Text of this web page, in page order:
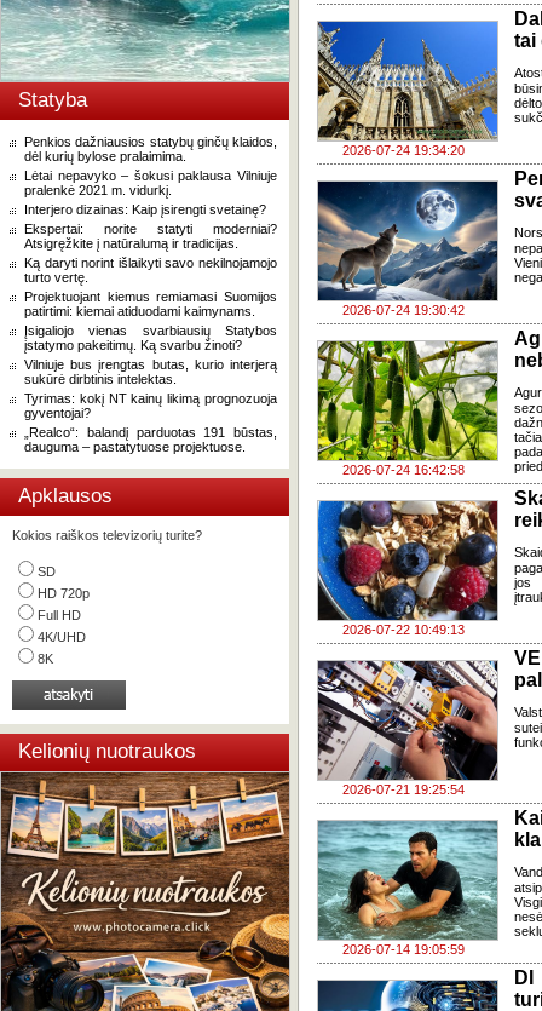
Statyba
Penkios dažniausios statybų ginčų klaidos,
dėl kurių bylose pralaimima.
Lėtai nepavyko – šokusi paklausa Vilniuje
pralenkė 2021 m. vidurkį.
Interjero dizainas: Kaip įsirengti svetainę?
Ekspertai: norite statyti moderniai?
Atsigręžkite į natūralumą ir tradicijas.
Ką daryti norint išlaikyti savo nekilnojamojo
turto vertę.
Projektuojant kiemus remiamasi Suomijos
patirtimi: kiemai atiduodami kaimynams.
Įsigaliojo vienas svarbiausių Statybos
įstatymo pakeitimų. Ką svarbu žinoti?
Vilniuje bus įrengtas butas, kurio interjerą
sukūrė dirbtinis intelektas.
Tyrimas: kokį NT kainų likimą prognozuoja
gyventojai?
„Realco“: balandį parduotas 191 būstas,
dauguma – pastatytuose projektuose.
Apklausos
Kokios raiškos televizorių turite?
SD
HD 720p
Full HD
4K/UHD
8K
Kelionių nuotraukos
2026-07-24 19:34:20
tai
2026-07-24 19:30:42
2026-07-24 16:42:58
2026-07-22 10:49:13
jos
2026-07-21 19:25:54
2026-07-14 19:05:59